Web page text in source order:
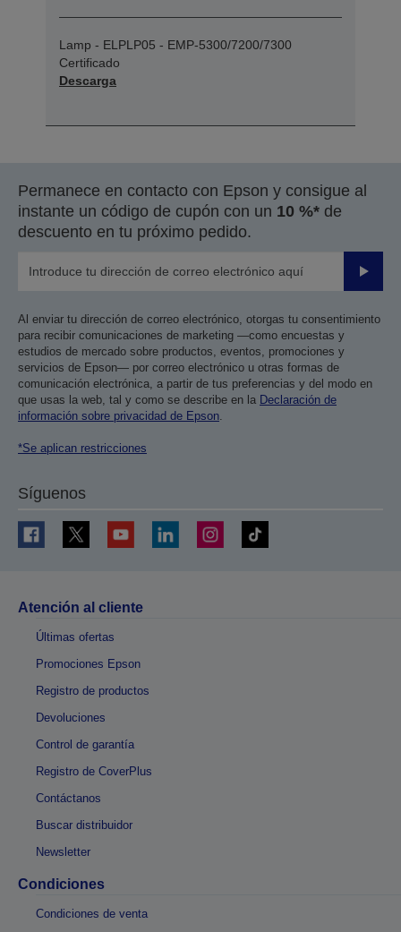
Lamp - ELPLP05 - EMP-5300/7200/7300
Certificado
Descarga
Permanece en contacto con Epson y consigue al
instante un código de cupón con un 10 %* de
descuento en tu próximo pedido.
Enviar
Al enviar tu dirección de correo electrónico, otorgas tu consentimiento
para recibir comunicaciones de marketing —como encuestas y
estudios de mercado sobre productos, eventos, promociones y
servicios de Epson— por correo electrónico u otras formas de
comunicación electrónica, a partir de tus preferencias y del modo en
que usas la web, tal y como se describe en la Declaración de
información sobre privacidad de Epson
*Se aplican restricciones
Síguenos
Atención al cliente
Últimas ofertas
Promociones Epson
Registro de productos
Devoluciones
Control de garantía
Registro de CoverPlus
Contáctanos
Buscar distribuidor
Newsletter
Condiciones
Condiciones de venta